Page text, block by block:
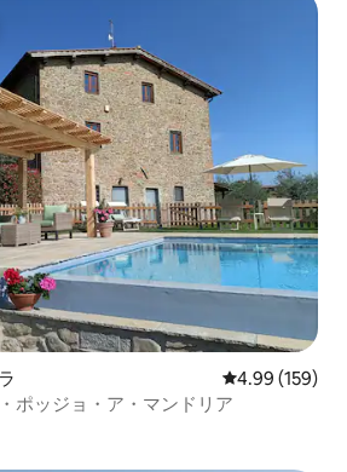
スです。
レビュー159
4.99 (159)
ポッジョ・ア・マンドリア